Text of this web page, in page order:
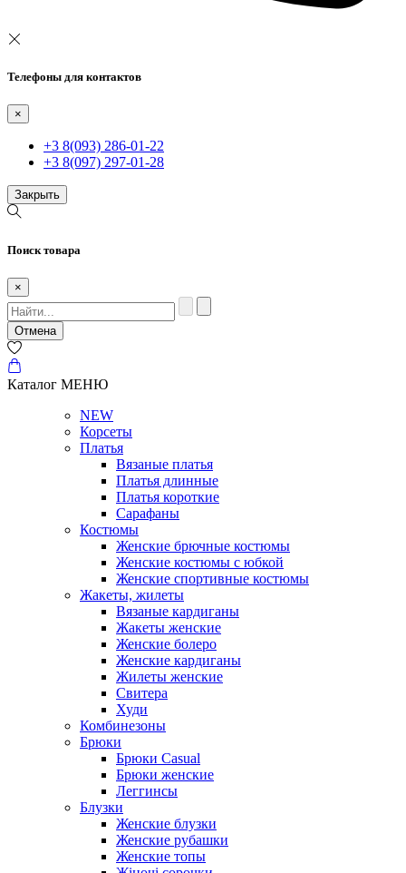
Телефоны для контактов
×
+3 8(093) 286-01-22
+3 8(097) 297-01-28
Закрыть
Поиск товара
×
Отмена
Каталог МЕНЮ
NEW
Корсеты
Платья
Вязаные платья
Платья длинные
Платья короткие
Сарафаны
Костюмы
Женские брючные костюмы
Женские костюмы с юбкой
Женские спортивные костюмы
Жакеты, жилеты
Вязаные кардиганы
Жакеты женские
Женские болеро
Женские кардиганы
Жилеты женские
Свитера
Худи
Комбинезоны
Брюки
Брюки Casual
Брюки женские
Леггинсы
Блузки
Женские блузки
Женские рубашки
Женские топы